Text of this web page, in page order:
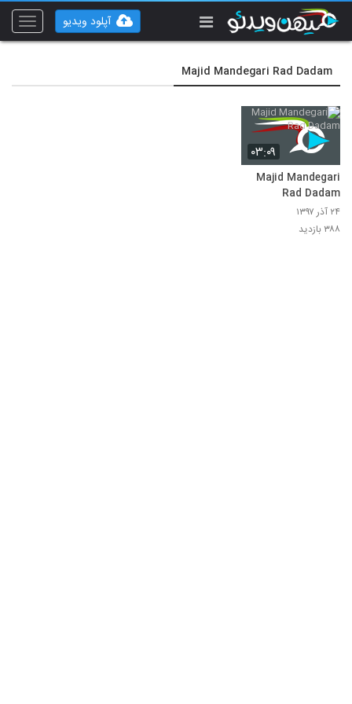
Toggle
آپلود ویدیو
Majid Mandegari Rad Dadam
۰۳:۰۹
Majid Mandegari
Rad Dadam
۲۴ آذر ۱۳۹۷
۳۸۸ بازدید